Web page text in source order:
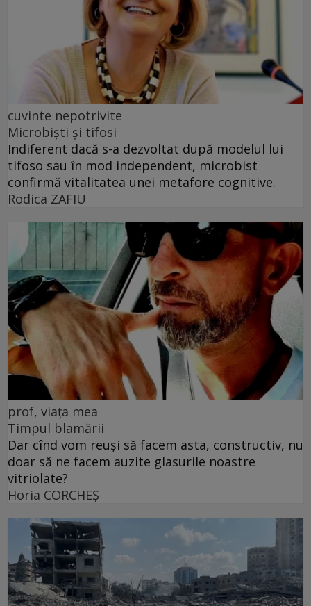
cuvinte nepotrivite
Microbiști și tifosi
Indiferent dacă s-a dezvoltat după modelul lui
tifoso sau în mod independent, microbist
confirmă vitalitatea unei metafore cognitive.
Rodica ZAFIU
prof, viața mea
Timpul blamării
Dar cînd vom reuși să facem asta, constructiv, nu
doar să ne facem auzite glasurile noastre
vitriolate?
Horia CORCHEŞ